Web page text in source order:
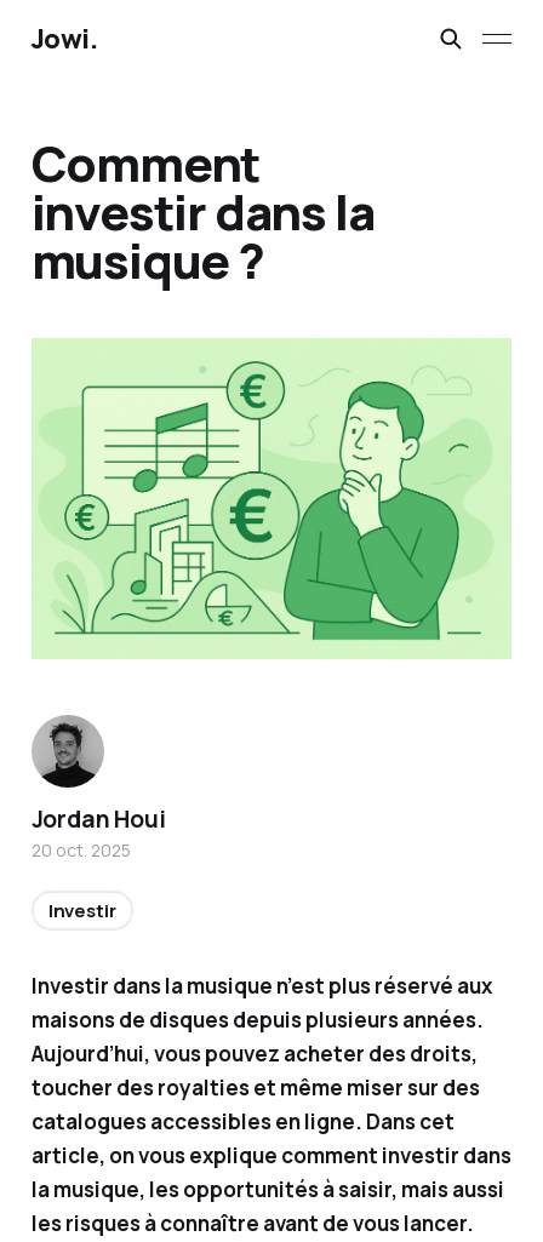
Jowi.
Comment
investir dans la
musique ?
Investir dans la musique n’est plus réservé aux
maisons de disques depuis plusieurs années.
Aujourd’hui, vous pouvez acheter des droits,
toucher des royalties et même miser sur des
catalogues accessibles en ligne. Dans cet
article, on vous explique comment investir dans
la musique, les opportunités à saisir, mais aussi
les risques à connaître avant de vous lancer.
Titulair
e de la
ation
conseill
er en
investi
sseme
nts
financi
ers, je
vous
Jordan Houi
20 oct. 2025
Investir